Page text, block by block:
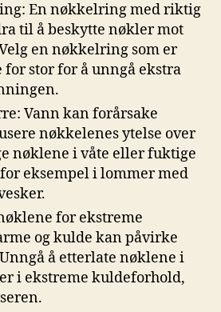
En nøkkelring med riktig⁣
⁣til å beskytte‍ nøkler mot
en nøkkelring som er
stor for å unngå ekstra
Vann ⁤kan forårsake
nøkkelenes ytelse over
⁤nøklene i våte eller fuktige
eksempel i ⁢lommer med
for ekstreme
og kulde kan påvirke
⁢å etterlate nøklene i
i ekstreme kuldeforhold,